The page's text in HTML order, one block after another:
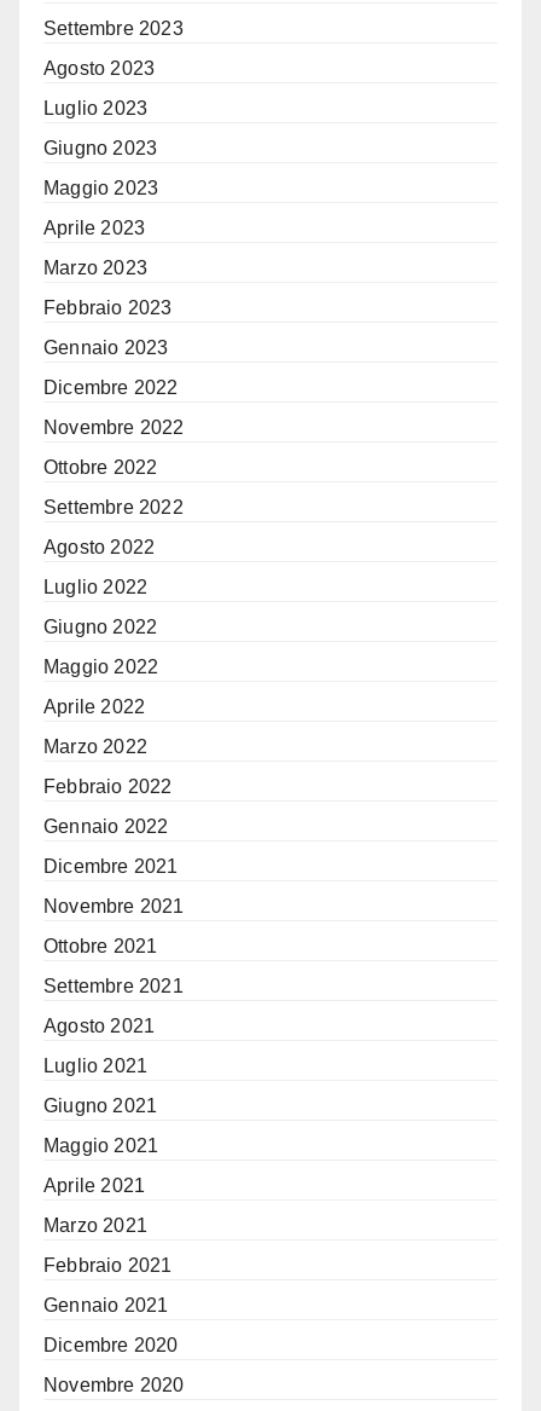
Settembre 2023
Agosto 2023
Luglio 2023
Giugno 2023
Maggio 2023
Aprile 2023
Marzo 2023
Febbraio 2023
Gennaio 2023
Dicembre 2022
Novembre 2022
Ottobre 2022
Settembre 2022
Agosto 2022
Luglio 2022
Giugno 2022
Maggio 2022
Aprile 2022
Marzo 2022
Febbraio 2022
Gennaio 2022
Dicembre 2021
Novembre 2021
Ottobre 2021
Settembre 2021
Agosto 2021
Luglio 2021
Giugno 2021
Maggio 2021
Aprile 2021
Marzo 2021
Febbraio 2021
Gennaio 2021
Dicembre 2020
Novembre 2020